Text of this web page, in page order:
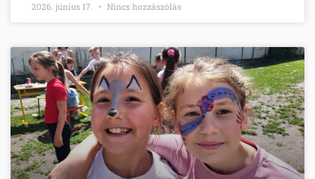
2026. június 17. Nincs hozzászólás